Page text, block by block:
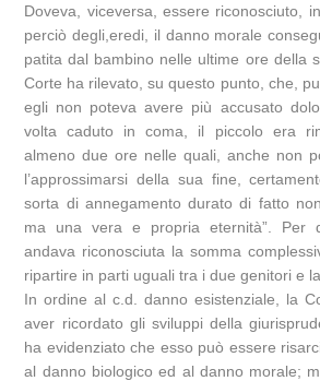
Doveva, viceversa, essere riconosciuto,
perciò degli,eredi, il danno morale
patita dal bambino nelle ultime ore della
Corte ha rilevato, su questo punto, che,
egli non poteva avere più accusato
volta caduto in coma, il piccolo era
almeno due ore nelle quali, anche non
l’approssimarsi della sua fine,
sorta di annegamento durato di fatto
ma una vera e propria eternità”. Per
andava riconosciuta la somma
ripartire in parti uguali tra i due genitori e
In ordine al c.d. danno esistenziale, la
aver ricordato gli sviluppi della
ha evidenziato che esso può essere
al danno biologico ed al danno morale;